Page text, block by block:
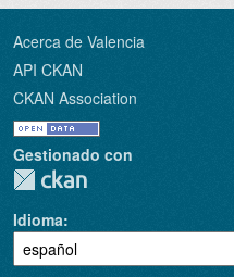
Acerca de Valencia
API CKAN
CKAN Association
Gestionado con
Idioma